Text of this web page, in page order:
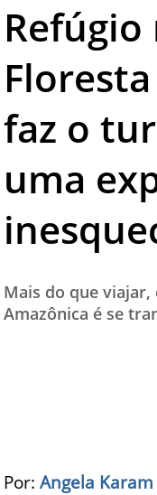
faz o
uma
Mais do que
Amazônica é se
Por:Angela Karam